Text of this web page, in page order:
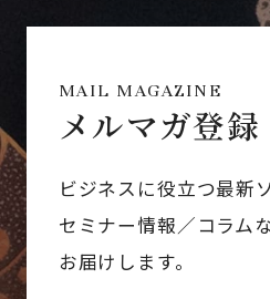
MAIL MAGAZINE
メルマガ登録
ビジネスに役立つ最新
セミナー情報／コラム
お届けします。